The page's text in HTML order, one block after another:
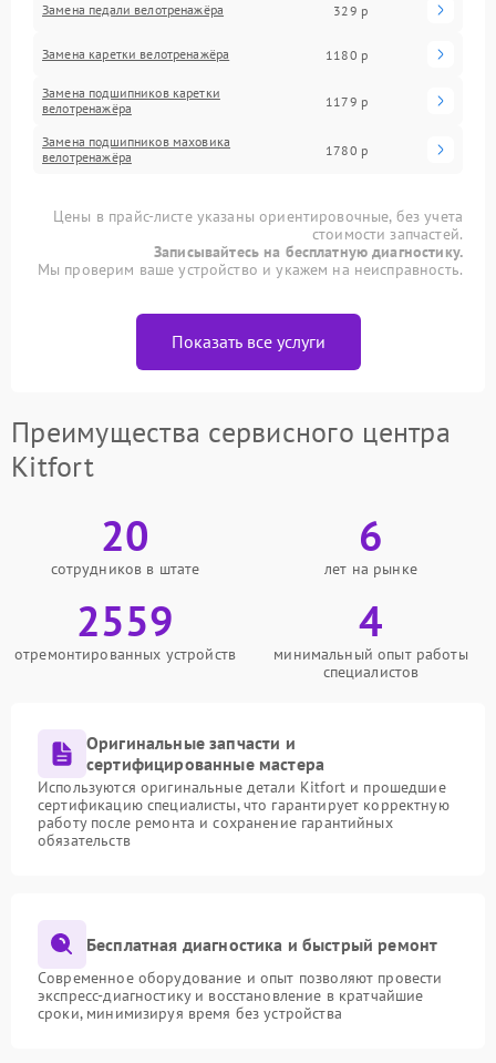
Замена педали велотренажёра 329 р
Замена каретки велотренажёра 1180 р
Замена подшипников каретки
велотренажёра
1179 р
Замена подшипников маховика
велотренажёра
1780 р
Цены в прайс-листе указаны ориентировочные, без учета
стоимости запчастей.
Записывайтесь на бесплатную диагностику.
Мы проверим ваше устройство и укажем на неисправность.
Показать все услуги
Преимущества сервисного центра
Kitfort
20
сотрудников в штате
6
лет на рынке
2559
отремонтированных устройств
4
минимальный опыт работы
специалистов
Оригинальные запчасти и
сертифицированные мастера
Используются оригинальные детали Kitfort и прошедшие
сертификацию специалисты, что гарантирует корректную
работу после ремонта и сохранение гарантийных
обязательств
Бесплатная диагностика и быстрый ремонт
Современное оборудование и опыт позволяют провести
экспресс-диагностику и восстановление в кратчайшие
сроки, минимизируя время без устройства